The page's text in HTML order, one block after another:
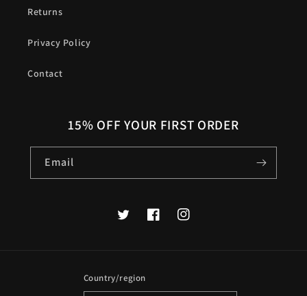
Returns
Privacy Policy
Contact
15% OFF YOUR FIRST ORDER
Email
TwitterFacebookInstagram
Country/region